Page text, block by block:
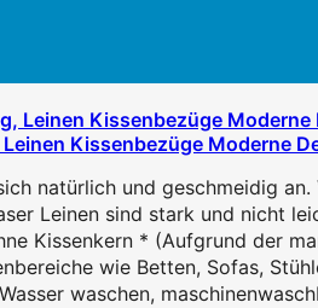
Kissenbezüge Moderne
natürlich und geschmeidig
Leinen sind stark und nicht
Kissenkern * (Aufgrund der
wie Betten, Sofas,
waschen,